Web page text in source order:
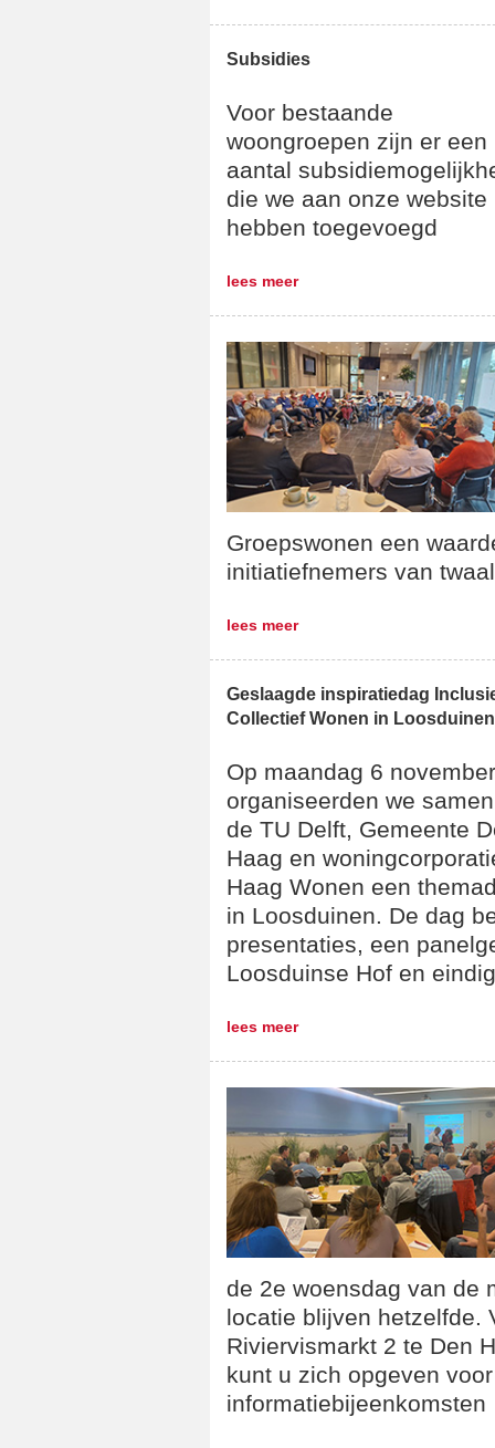
Subsidies
Voor bestaande
woongroepen zijn er een
aantal
die we aan onze website
hebben toegevoegd
lees meer
Groepswonen een
initiatiefnemers van
lees meer
Geslaagde inspiratiedag
Collectief Wonen in Loosduinen
Op maandag 6 november
organiseerden we
de TU Delft, Gemeente
Haag en
Haag Wonen een
in Loosduinen. De dag
presentaties, een
Loosduinse Hof en
lees meer
de 2e woensdag van de
locatie blijven hetzelfde.
Riviervismarkt 2 te Den
kunt u zich opgeven
informatiebijeenkomsten